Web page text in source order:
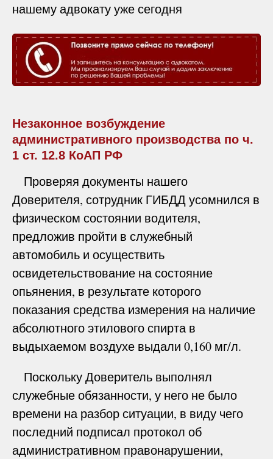
нашему адвокату уже сегодня
Незаконное возбуждение
административного производства по ч.
1 ст. 12.8 КоАП РФ
Проверяя документы нашего
Доверителя, сотрудник ГИБДД усомнился в
физическом состоянии водителя,
предложив пройти в служебный
автомобиль и осуществить
освидетельствование на состояние
опьянения, в результате которого
показания средства измерения на наличие
абсолютного этилового спирта в
выдыхаемом воздухе выдали 0,160 мг/л.
Поскольку Доверитель выполнял
служебные обязанности, у него не было
времени на разбор ситуации, в виду чего
последний подписал протокол об
административном правонарушении,